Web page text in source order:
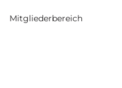
Mitgliederbereich